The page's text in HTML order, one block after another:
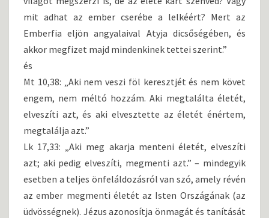
mit adhat az ember cserébe a lelkéért? Mert az
Emberfia eljön angyalaival Atyja dicsőségében, és
akkor megfizet majd mindenkinek tettei szerint.”
és
Mt 10,38: „Aki nem veszi föl keresztjét és nem követ
engem, nem méltó hozzám. Aki megtalálta életét,
elveszíti azt, és aki elvesztette az életét énértem,
megtalálja azt.”
Lk 17,33: „Aki meg akarja menteni életét, elveszíti
azt; aki pedig elveszíti, megmenti azt.” – mindegyik
esetben a teljes önfeláldozásról van szó, amely révén
az ember megmenti életét az Isten Országának (az
üdvösségnek). Jézus azonosítja önmagát és tanítását